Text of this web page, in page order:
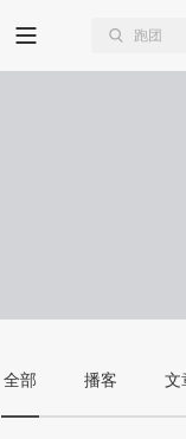
全部 播客 文